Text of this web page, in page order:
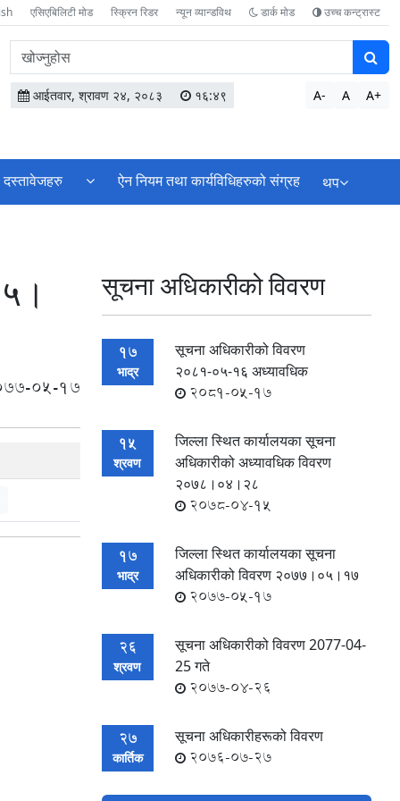
एसिएबिलिटी मोड स्क्रिन रिडर न्यून व्यान्डविथ डार्क मोड उच्च कन्ट्रास्ट
वेबसाइटमा
सामग्री
खोज्नुहोस
आईतवार, श्रावण २४, २०८३ १६:४९ A- A A+
दस्तावेजहरु ऐन नियम तथा कार्यविधिहरुको संग्रह थप
05-17
सूचना अधिकारीको विवरण
17
भाद्र
सूचना अधिकारीको विवरण
२०८१-०५-१६ अध्यावधिक
2081-05-17
15
श्रवण
जिल्ला स्थित कार्यालयका सूचना
अधिकारीको अध्यावधिक विवरण
२०७८।०४।२८
2078-04-15
17
भाद्र
जिल्ला स्थित कार्यालयका सूचना
अधिकारीको विवरण २०७७।०५।१७
2077-05-17
26
श्रवण
सूचना अधिकारीको विवरण 2077-04-
25 गते
2077-04-26
27
कार्तिक
सूचना अधिकारीहरूको विवरण
2076-07-27